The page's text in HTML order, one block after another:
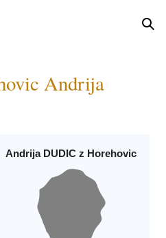
Andrija
Andrija DUDIC z Horehovic